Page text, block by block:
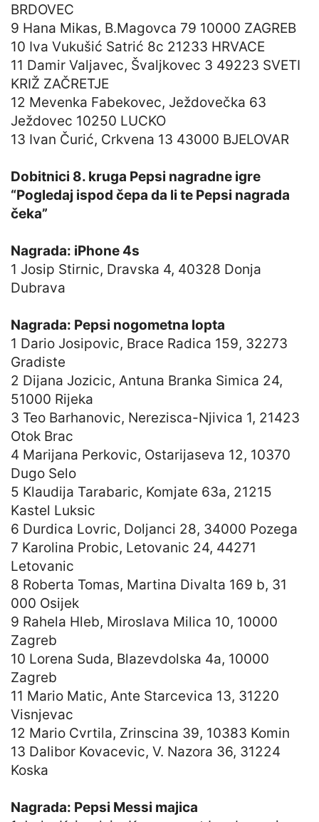
BRDOVEC
9 Hana Mikas, B.Magovca 79 10000 ZAGREB
10 Iva Vukušić Satrić 8c 21233 HRVACE
11 Damir Valjavec, Švaljkovec 3 49223 SVETI
KRIŽ ZAČRETJE
12 Mevenka Fabekovec, Ježdovečka 63
Ježdovec 10250 LUCKO
13 Ivan Čurić, Crkvena 13 43000 BJELOVAR
Dobitnici 8. kruga Pepsi nagradne igre
“Pogledaj ispod čepa da li te Pepsi nagrada
čeka”
Nagrada: iPhone 4s
1 Josip Stirnic, Dravska 4, 40328 Donja
Dubrava
Nagrada: Pepsi nogometna lopta
1 Dario Josipovic, Brace Radica 159, 32273
Gradiste
2 Dijana Jozicic, Antuna Branka Simica 24,
51000 Rijeka
3 Teo Barhanovic, Nerezisca-Njivica 1, 21423
Otok Brac
4 Marijana Perkovic, Ostarijaseva 12, 10370
Dugo Selo
5 Klaudija Tarabaric, Komjate 63a, 21215
Kastel Luksic
6 Durdica Lovric, Doljanci 28, 34000 Pozega
7 Karolina Probic, Letovanic 24, 44271
Letovanic
8 Roberta Tomas, Martina Divalta 169 b, 31
000 Osijek
9 Rahela Hleb, Miroslava Milica 10, 10000
Zagreb
10 Lorena Suda, Blazevdolska 4a, 10000
Zagreb
11 Mario Matic, Ante Starcevica 13, 31220
Visnjevac
12 Mario Cvrtila, Zrinscina 39, 10383 Komin
13 Dalibor Kovacevic, V. Nazora 36, 31224
Koska
Nagrada: Pepsi Messi majica